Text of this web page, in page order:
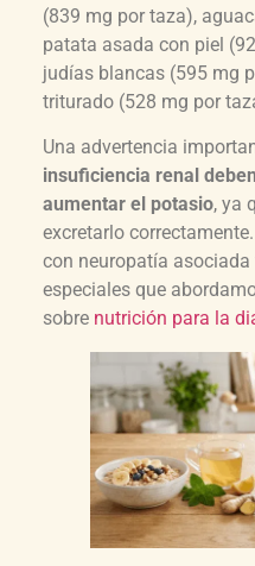
(839 mg por taza),
patata asada con piel
judías blancas (595 mg
triturado (528 mg por
Una advertencia
insuficiencia renal
aumentar el potasio, ya
excretarlo
con neuropatía
especiales que
sobre nutrición para la